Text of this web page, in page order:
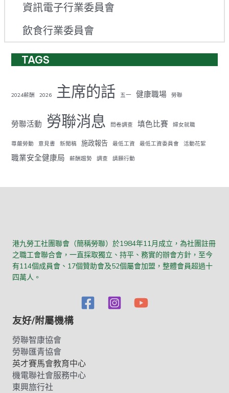
資訊電子行業委員會
飲食行業委員會
TAGS
2024薪酬 2026 主席的話 五一 健康職場 勞聯
勞聯活動 勞聯消息 問卷調查 填色比賽 婦女就職
尊嚴勞動 意見書 新聞稿 施政報告 最低工資 最低工資委員會 活動花絮
職業安全健康局 薪酬趨勢 調查 請願行動
港九勞工社團聯會（簡稱勞聯）於1984年11月成立，為社團註冊
之職工會聯合會，一直採取獨立、持平、務實的辦會方針，至今
有114個成員會、17個贊助會及52個屬會加盟，整體會員超過十
四萬人。
友好/附屬機構
勞聯智康協會
勞聯匯青協會
英才賽馬會教育中心
機電聯社會服務中心
東興旅行社